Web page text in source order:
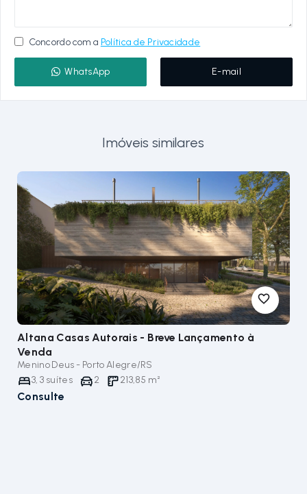
Concordo com a Política de Privacidade
WhatsApp E-mail
Imóveis similares
Altana Casas Autorais - Breve Lançamento à
Venda
Menino Deus - Porto Alegre/RS
3,3 suítes 2 213,85 m²
Consulte